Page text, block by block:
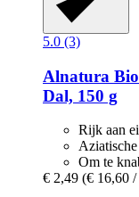
5.0 (3)
Alnatura
Dal, 150 g
Rijk aan
Om te
€ 2,49 (€ 16,60